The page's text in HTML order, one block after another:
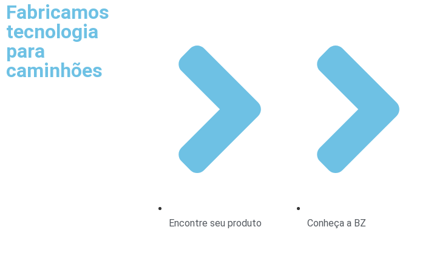
Fabricamos
tecnologia
para
caminhões
Encontre seu produto Conheça a BZ